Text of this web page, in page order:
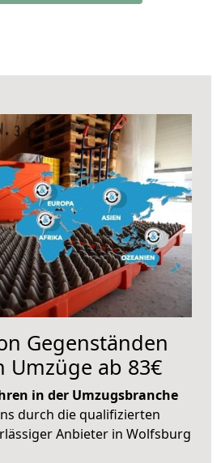
Gegenständen
Umzüge ab 83€
in der Umzugsbranche
durch die qualifizierten
Anbieter in Wolfsburg